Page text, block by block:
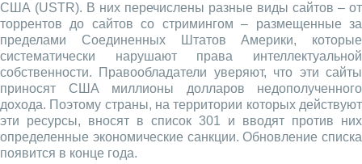
США (USTR). В них перечислены разные виды сайтов – от
торрентов до сайтов со стримингом – размещенные за
пределами Соединенных Штатов Америки, которые
систематически нарушают права интеллектуальной
собственности. Правообладатели уверяют, что эти сайты
приносят США миллионы долларов недополученного
дохода. Поэтому страны, на территории которых действуют
эти ресурсы, вносят в список 301 и вводят против них
определенные экономические санкции. Обновление списка
появится в конце года.